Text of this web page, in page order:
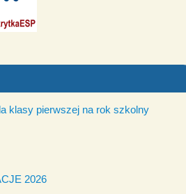
klasy pierwszej na rok szkolny
2026